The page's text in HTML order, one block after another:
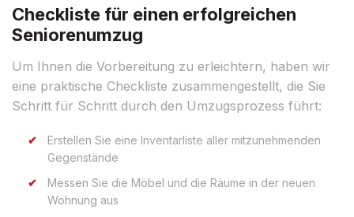
Checkliste für einen erfolgreichen
Seniorenumzug
Um Ihnen die Vorbereitung zu erleichtern, haben wir
eine praktische Checkliste zusammengestellt, die Sie
Schritt für Schritt durch den Umzugsprozess führt:
Erstellen Sie eine Inventarliste aller mitzunehmenden
Gegenstände
Messen Sie die Möbel und die Räume in der neuen
Wohnung aus